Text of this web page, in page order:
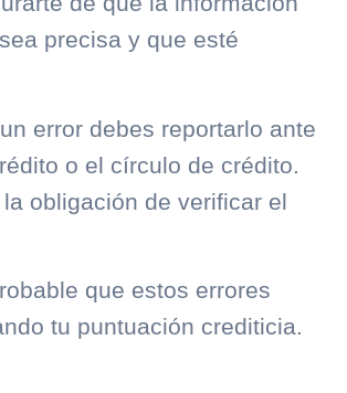
precisa y que esté
error debes reportarlo ante
o el círculo de crédito.
obligación de verificar el
que estos errores
tu puntuación crediticia.